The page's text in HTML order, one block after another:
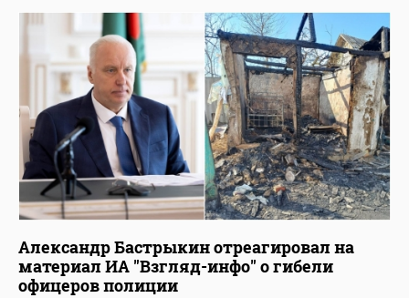
Александр Бастрыкин отреагировал на
материал ИА "Взгляд-инфо" о гибели
офицеров полиции